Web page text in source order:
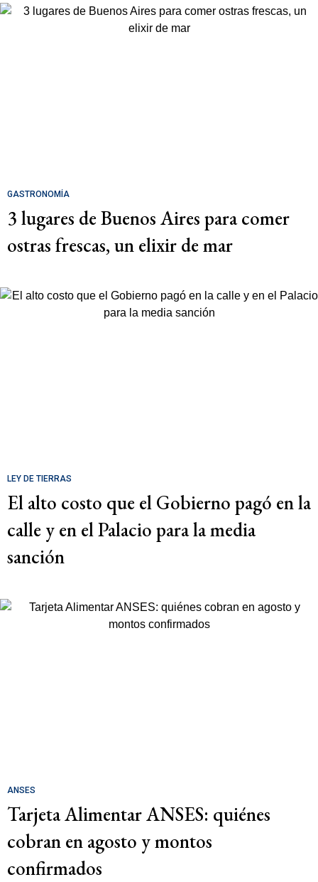
GASTRONOMÍA
3 lugares de Buenos Aires para comer
ostras frescas, un elixir de mar
LEY DE TIERRAS
El alto costo que el Gobierno pagó en la
calle y en el Palacio para la media
sanción
ANSES
Tarjeta Alimentar ANSES: quiénes
cobran en agosto y montos
confirmados